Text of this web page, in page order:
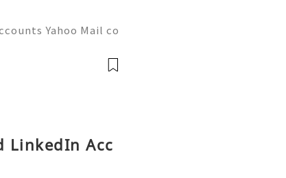
Yahoo Mail co
and online a
LinkedIn Acc